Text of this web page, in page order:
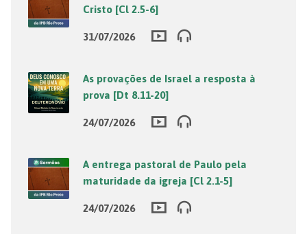
Cristo [Cl 2.5-6]
31/07/2026
As provações de Israel a resposta à
prova [Dt 8.11-20]
24/07/2026
A entrega pastoral de Paulo pela
maturidade da igreja [Cl 2.1-5]
24/07/2026